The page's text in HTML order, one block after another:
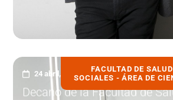
FACULTAD DE
SOCIALES - ÁREA DE
24 abril, 2026
Decano de la Facultad de